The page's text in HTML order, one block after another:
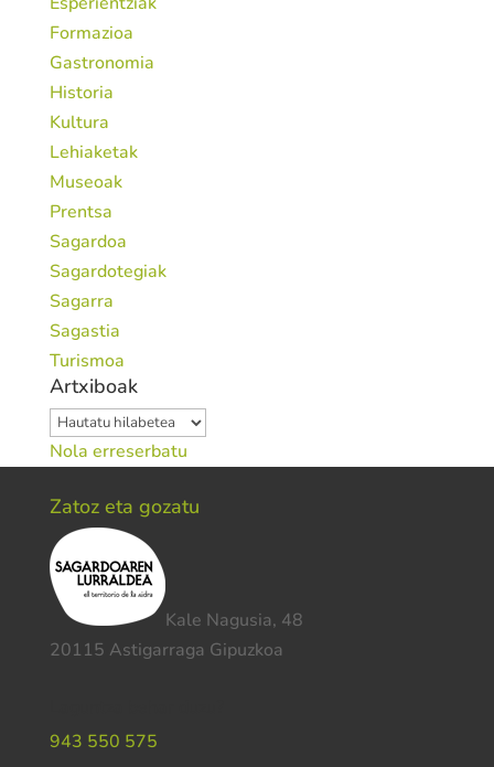
Formazioa
Gastronomia
Historia
Kultura
Lehiaketak
Museoak
Prentsa
Sagardoa
Sagardotegiak
Sagarra
Sagastia
Turismoa
Artxiboak
Artxiboak
Nola erreserbatu
Zatoz eta gozatu
Kale Nagusia, 48
20115 Astigarraga Gipuzkoa
943 550 575